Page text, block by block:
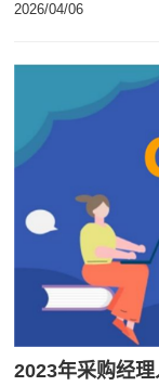
2026/04/06
2023年采购经